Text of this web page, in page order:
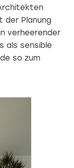
der Planung
verheerender
als sensible
so zum